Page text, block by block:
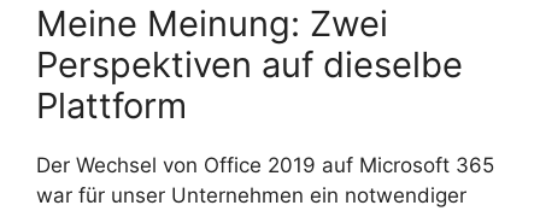
Meine Meinung: Zwei
Perspektiven auf dieselbe
Plattform
Der Wechsel von Office 2019 auf Microsoft 365
war für unser Unternehmen ein notwendiger